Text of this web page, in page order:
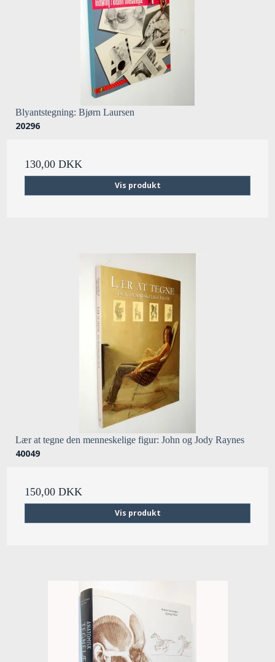
Blyantstegning: Bjørn Laursen
20296
130,00 DKK
Vis produkt
Lær at tegne den menneskelige figur: John og Jody Raynes
40049
150,00 DKK
Vis produkt